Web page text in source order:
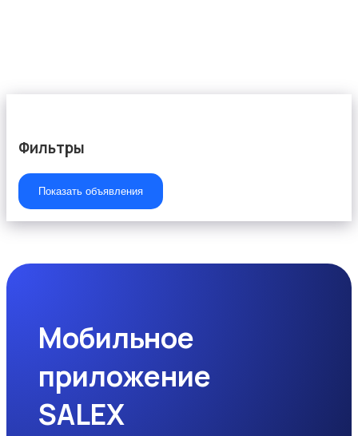
Накопители данных и картридеры
Программное обеспечение
Рули, джойстики, геймпады
Фильтры
Показать объявления
Мобильное
приложение
SALEX